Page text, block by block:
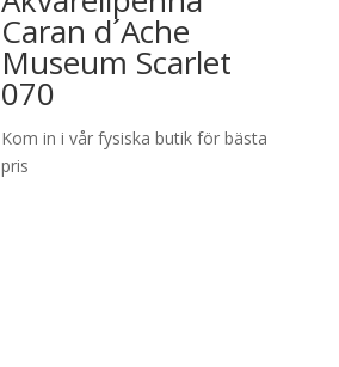
Caran d´Ache
Museum Scarlet
070
Kom in i vår fysiska butik för bästa
pris